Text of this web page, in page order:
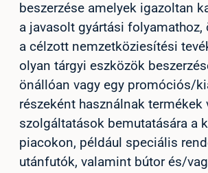
beszerzése amelyek igazoltan
a javasolt gyártási folyamathoz,
a célzott nemzetköziesítési
olyan tárgyi eszközök
önállóan vagy egy promóciós/
részeként használnak termékek
szolgáltatások bemutatására a
piacokon, például speciális
utánfutók, valamint bútor és/